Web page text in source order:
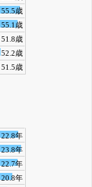
55.5歳
55.1歳
51.8歳
52.2歳
51.5歳
22.8年
23.8年
22.7年
20.8年